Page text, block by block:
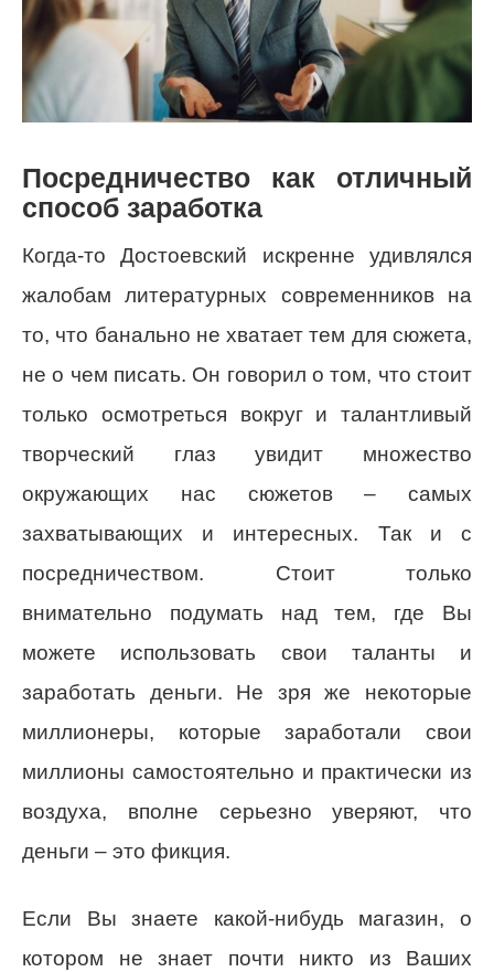
Посредничество как отличный
способ заработка
Когда-то Достоевский искренне удивлялся
жалобам литературных современников на
то, что банально не хватает тем для сюжета,
не о чем писать. Он говорил о том, что стоит
только осмотреться вокруг и талантливый
творческий глаз увидит множество
окружающих нас сюжетов – самых
захватывающих и интересных. Так и с
посредничеством. Стоит только
внимательно подумать над тем, где Вы
можете использовать свои таланты и
заработать деньги. Не зря же некоторые
миллионеры, которые заработали свои
миллионы самостоятельно и практически из
воздуха, вполне серьезно уверяют, что
деньги – это фикция.
Если Вы знаете какой-нибудь магазин, о
котором не знает почти никто из Ваших